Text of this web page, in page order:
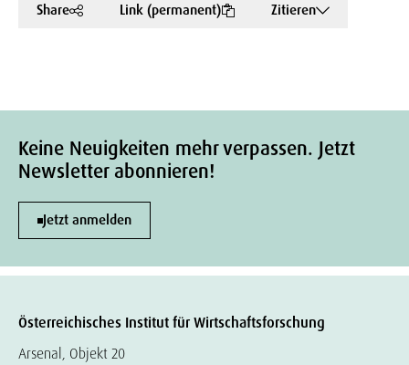
Share Link (permanent) Zitieren
Keine Neuigkeiten mehr verpassen. Jetzt
Newsletter abonnieren!
Jetzt anmelden
Österreichisches Institut für Wirtschaftsforschung
Arsenal, Objekt 20